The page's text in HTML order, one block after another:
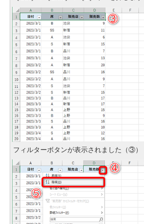
フィルターボタンが表示されました（③）